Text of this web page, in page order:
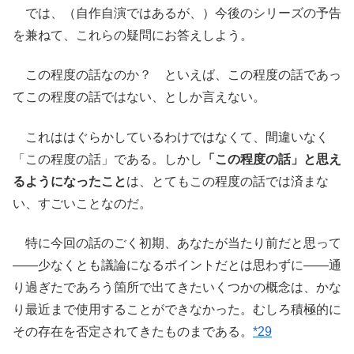
では、（自作自演ではあるが、）今後のシリーズの予告
を兼ねて、これらの疑問にお答えしよう。
この程度の話なのか？ といえば、この程度の話であっ
てこの程度の話ではない、としか言えない。
これははぐらかしているわけではなくて、間違いなく
「この程度の話」である。しかし
「この程度の話」と思え
るようになったことは、とてもこの程度の話では済まな
い、すごいことなのだ。
特に今回の話のごく初期、あなたが当たり前だと思って
――少なくとも議論になるポイントだとは思わずに――通
り過ぎたであろう箇所で出てきたいくつかの概念は、かな
り最近まで使用することができなかった。むしろ積極的に
その存在を否定されてきたものまである。 *29